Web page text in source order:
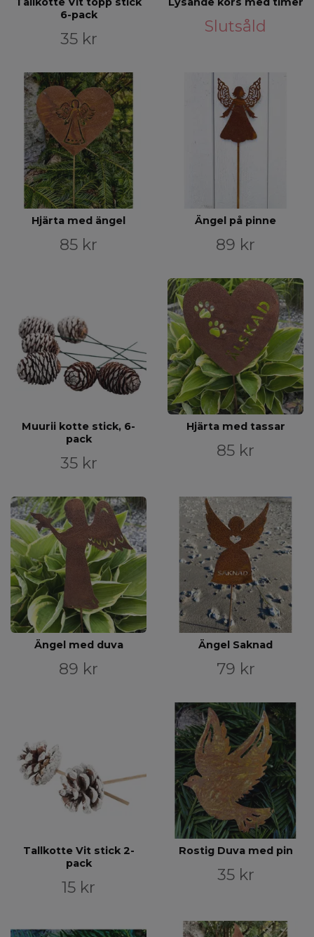
6-pack
35 kr
Slutsåld
Hjärta med ängel
85 kr
Ängel på pinne
89 kr
Muurii kotte stick, 6-
pack
35 kr
Hjärta med tassar
85 kr
Ängel med duva
89 kr
Ängel Saknad
79 kr
Tallkotte Vit stick 2-
pack
15 kr
Rostig Duva med pin
35 kr